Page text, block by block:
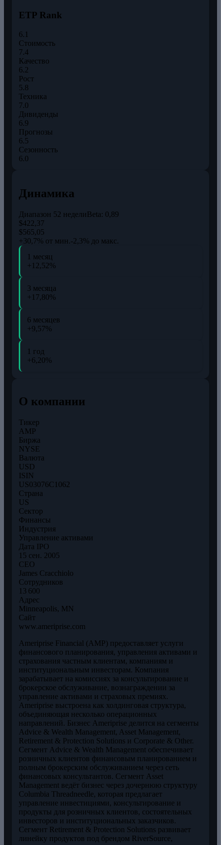
ETP Rank
6.1
Стоимость
7.4
Качество
6.2
Рост
5.8
Техника
7.0
Дивиденды
6.9
Прогнозы
6.5
Сезонность
6.0
Динамика
Диапазон 52 неделиBeta: 0,89
$422,37
$565,05
+30,7% от мин.-2,3% до макс.
1 месяц
+12,52%
3 месяца
+17,80%
6 месяцев
+9,57%
1 год
+6,20%
О компании
Тикер
AMP
Биржа
NYSE
Валюта
USD
ISIN
US03076C1062
Страна
US
Сектор
Финансы
Индустрия
Управление активами
Дата IPO
15 сен. 2005
CEO
James Cracchiolo
Сотрудников
13 600
Адрес
Minneapolis, MN
Сайт
www.ameriprise.com
Ameriprise Financial (AMP) предоставляет услуги
финансового планирования, управления активами и
страхования частным клиентам, компаниям и
институциональным инвесторам. Компания
зарабатывает на комиссиях за консультирование и
брокерское обслуживание, вознаграждении за
управление активами и страховых премиях.
Ameriprise выстроена как холдинговая структура,
объединяющая несколько операционных
направлений. Бизнес Ameriprise делится на сегменты
Advice & Wealth Management, Asset Management,
Retirement & Protection Solutions и Corporate & Other.
Сегмент Advice & Wealth Management обеспечивает
розничных клиентов финансовым планированием и
полным брокерским обслуживанием через сеть
финансовых консультантов. Сегмент Asset
Management ведёт бизнес через дочернюю структуру
Columbia Threadneedle, которая предлагает
управление инвестициями, консультирование и
продукты для розничных клиентов, состоятельных
инвесторов и институциональных заказчиков.
Сегмент Retirement & Protection Solutions развивает
линейку продуктов под брендом RiverSource,